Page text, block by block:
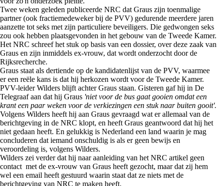
Twee weken geleden publiceerde NRC dat Graus zijn toenmalige
partner (ook fractiemedeweker bij de PVV) gedurende meerdere jaren
aanzette tot seks met zijn particuliere beveiligers. Die gedwongen seks
zou ook hebben plaatsgevonden in het gebouw van de Tweede Kamer.
Het NRC schreef het stuk op basis van een dossier, over deze zaak van
Graus en zijn inmiddels ex-vrouw, dat wordt onderzocht door de
Rijksrecherche.
Graus staat als dertiende op de kandidatenlijst van de PVV, waarmee
er een reële kans is dat hij herkozen wordt voor de Tweede Kamer.
PVV-leider Wilders blijft achter Graus staan. Gisteren gaf hij in De
Telegraaf aan dat hij Graus 'niet voor de bus gaat gooien omdat een
krant een paar weken voor de verkiezingen een stuk naar buiten gooit'.
Volgens Wilders heeft hij aan Graus gevraagd wat er allemaal van de
berichtgeving in de NRC klopt, en heeft Graus geantwoord dat hij het
niet gedaan heeft. En gelukkig is Nederland een land waarin je mag
concluderen dat iemand onschuldig is als er geen bewijs en
veroordeling is, volgens Wilders.
Wilders zei verder dat hij naar aanleiding van het NRC artikel geen
contact met de ex-vrouw van Graus heeft gezocht, maar dat zij hem
wel een email heeft gestuurd waarin staat dat ze niets met de
berichtgeving van NRC te maken heeft.